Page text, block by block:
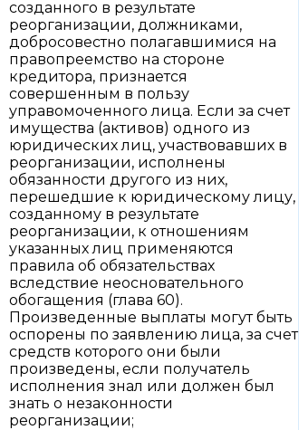
созданного в результате
реорганизации, должниками,
добросовестно полагавшимися на
правопреемство на стороне
кредитора, признается
совершенным в пользу
управомоченного лица. Если за счет
имущества (активов) одного из
юридических лиц, участвовавших в
реорганизации, исполнены
обязанности другого из них,
перешедшие к юридическому лицу,
созданному в результате
реорганизации, к отношениям
указанных лиц применяются
правила об обязательствах
вследствие неосновательного
обогащения (глава 60).
Произведенные выплаты могут быть
оспорены по заявлению лица, за счет
средств которого они были
произведены, если получатель
исполнения знал или должен был
знать о незаконности
реорганизации;